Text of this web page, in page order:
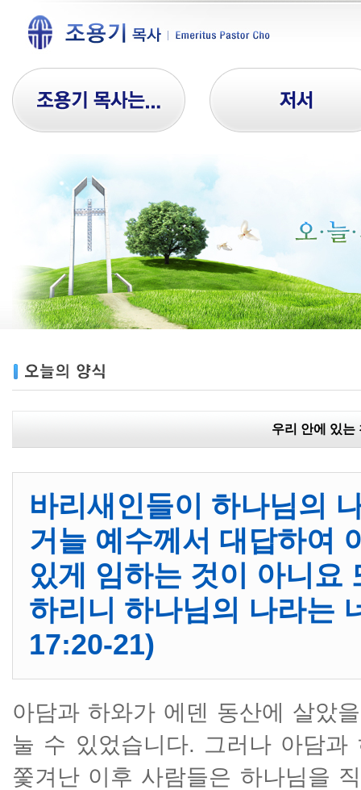
우리 안에 있는
바리새인들이 하나님의
거늘 예수께서 대답하여
있게 임하는 것이 아니요
하리니 하나님의 나라는
17:20-21)
아담과 하와가 에덴 동산에 살았
눌 수 있었습니다. 그러나 아담
쫓겨난 이후 사람들은 하나님을